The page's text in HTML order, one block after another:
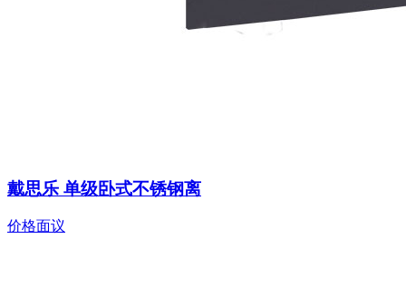
戴思乐 单级卧式不锈钢离
价格面议